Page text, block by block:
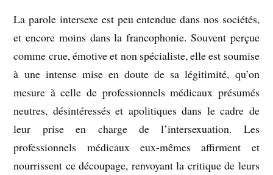
La parole intersexe est peu entendue dans nos sociétés,
et encore moins dans la francophonie. Souvent perçue
comme crue, émotive et non spécialiste, elle est soumise
à une intense mise en doute de sa légitimité, qu’on
mesure à celle de professionnels médicaux présumés
neutres, désintéressés et apolitiques dans le cadre de
leur prise en charge de l’intersexuation. Les
professionnels médicaux eux-mêmes affirment et
nourrissent ce découpage, renvoyant la critique de leurs